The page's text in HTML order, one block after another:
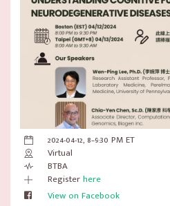
2024-04-12, 8–9:30 PM ET
Virtual
BTBA
Registerhere
View on Facebook